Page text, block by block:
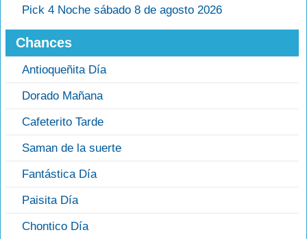
Pick 4 Noche sábado 8 de agosto 2026
Chances
Antioqueñita Día
Dorado Mañana
Cafeterito Tarde
Saman de la suerte
Fantástica Día
Paisita Día
Chontico Día